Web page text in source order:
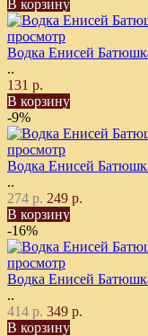
В корзину
просмотр
Водка Енисей
..
131 р.
В корзину
-9%
просмотр
Водка Енисей
..
274 р. 249 р.
В корзину
-16%
просмотр
Водка Енисей
..
414 р. 349 р.
В корзину